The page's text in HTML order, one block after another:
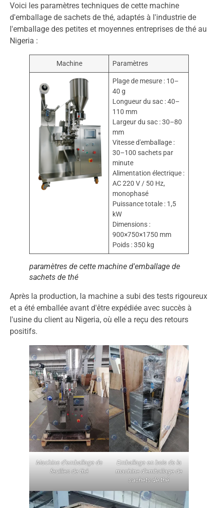
Voici les paramètres techniques de cette machine
d'emballage de sachets de thé, adaptés à l'industrie de
l'emballage des petites et moyennes entreprises de thé au
Nigeria :
Machine Paramètres
Plage de mesure : 10–
40 g
Longueur du sac : 40–
110 mm
Largeur du sac : 30–80
mm
Vitesse d'emballage :
30–100 sachets par
minute
Alimentation électrique :
AC 220 V / 50 Hz,
monophasé
Puissance totale : 1,5
kW
Dimensions :
900×750×1750 mm
Poids : 350 kg
paramètres de cette machine d'emballage de
sachets de thé
Après la production, la machine a subi des tests rigoureux
et a été emballée avant d'être expédiée avec succès à
l'usine du client au Nigeria, où elle a reçu des retours
positifs.
Machine d'emballage de
feuilles de thé
Emballage en bois de la
machine d'emballage de
sachets de thé